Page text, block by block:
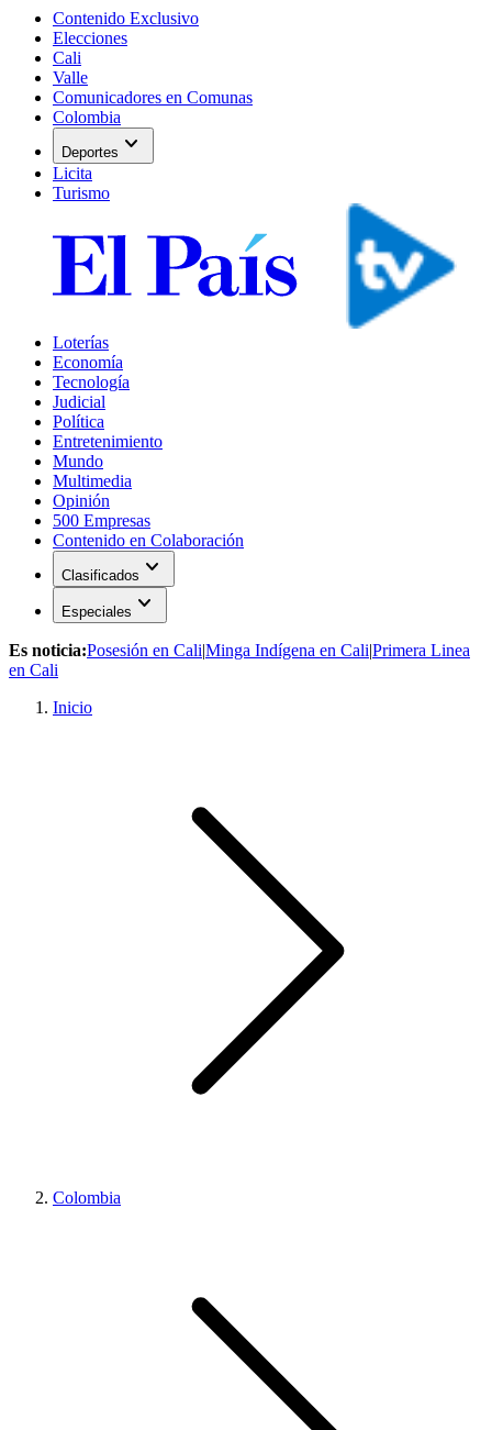
Contenido Exclusivo
Elecciones
Cali
Valle
Comunicadores en Comunas
Colombia
Deportes expand_more
Licita
Turismo
Loterías
Economía
Tecnología
Judicial
Política
Entretenimiento
Mundo
Multimedia
Opinión
500 Empresas
Contenido en Colaboración
Clasificados expand_more
Especiales expand_more
Es noticia:Posesión en Cali|Minga Indígena en Cali|Primera Linea
en Cali
Inicio
Colombia